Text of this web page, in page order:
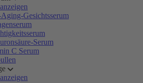
Gesichtsserum
Serum
C Serum